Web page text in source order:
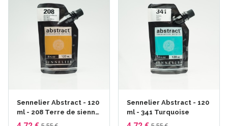
Sennelier Abstract - 120
ml - 208 Terre de sienne
naturelle
Sennelier Abstract - 120
ml - 341 Turquoise